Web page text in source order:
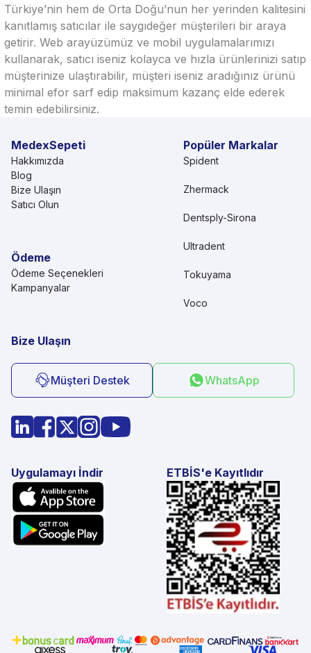
Türkiye’nin hem de Orta Doğu’nun her yerinden kalitesini
kanıtlamış satıcılar ile saygıdeğer müşterileri bir araya
getirir. Web arayüzümüz ve mobil uygulamalarımızı
kullanarak, satıcı iseniz kolayca ve hızla ürünlerinizi satıp
müşterinize ulaştırabilir, müşteri iseniz aradığınız ürünü
minimal efor sarf edip maksimum kazanç elde ederek
temin edebilirsiniz.
MedexSepeti
Hakkımızda
Blog
Bize Ulaşın
Satıcı Olun
Ödeme
Ödeme Seçenekleri
Kampanyalar
Popüler Markalar
Spident
Zhermack
Dentsply-Sirona
Ultradent
Tokuyama
Voco
Bize Ulaşın
Müşteri Destek WhatsApp
Uygulamayı İndir ETBİS'e Kayıtlıdır